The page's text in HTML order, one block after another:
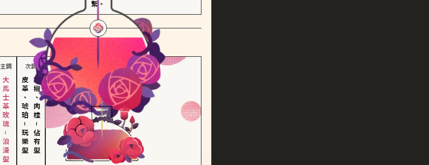
繫。
對方 的主調蠟燭是...
主調
大馬士革玫瑰－浪漫型
次調
皮革、琥珀
－
玩樂型
胡椒、肉桂
－
佔有型